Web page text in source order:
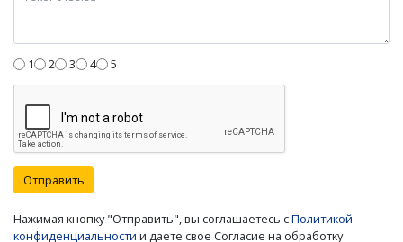
1 2 3 4 5
Отправить
Нажимая кнопку "Отправить", вы соглашаетесь сПолитикой
конфиденциальности и даете свое Согласие на обработку